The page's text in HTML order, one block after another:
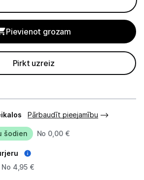
un piederumi
planšetdatori
Pievienot grozam
Pirkt uzreiz
Pārbaudīt pieejamību
šodien No 0,00 €
No 4,95 €